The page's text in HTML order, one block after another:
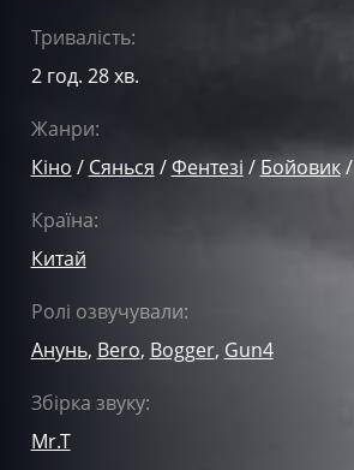
Тривалість:
2 год. 28 хв.
Жанри:
Кіно / Сянься /Фентезі / Бойовик/
Країна:
Китай
Ролі озвучували:
Анунь, Bero, Bogger, Gun4
Збірка звуку:
Mr.T